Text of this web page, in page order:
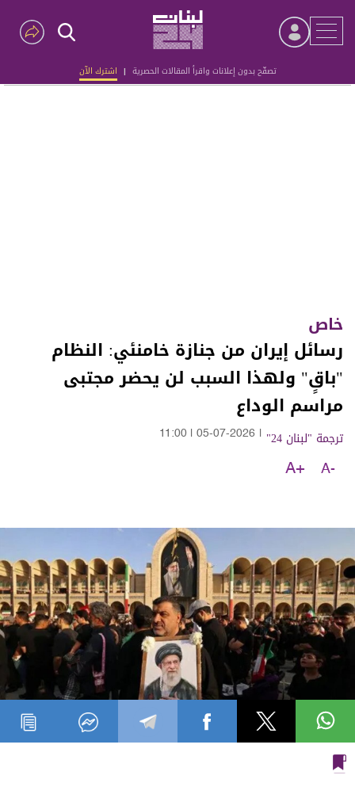
تصفّح بدون إعلانات واقرأ المقالات الحصرية | اشترك الآن
Advertisement
خاص
رسائل إيران من جنازة خامنئي: النظام
"باقٍ" ولهذا السبب لن يحضر مجتبى
مراسم الوداع
ترجمة "لبنان 24" 05-07-2026
11:00
A-
A+